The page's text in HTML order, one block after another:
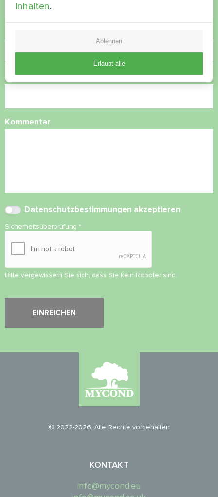
E-Mail
Kommentar
Datenschutzbestimmungen akzeptieren
Sicherheitsüberprüfung *
Bitte vergewissern Sie sich, dass Sie kein Roboter sind.
© 2022-2026. Alle Rechte vorbehalten
KONTAKT
info@mycond.eu
Inhalten.
Ablehnen
Erlaubt alle